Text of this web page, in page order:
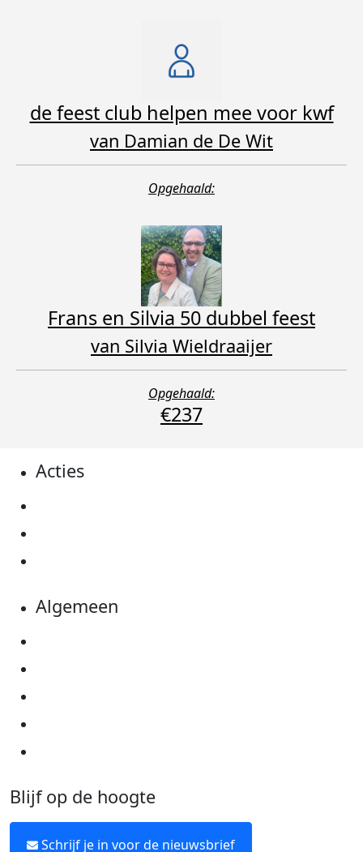
de feest club helpen mee voor kwf
van Damian de De Wit
Opgehaald:
Frans en Silvia 50 dubbel feest
van Silvia Wieldraaijer
Opgehaald:
€237
Acties
Algemeen
Blijf op de hoogte
Schrijf je in voor de nieuwsbrief